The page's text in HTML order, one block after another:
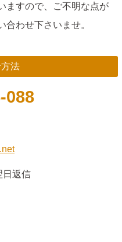
ますので、ご不明な点が
合わせ下さいませ。
法
088
日返信